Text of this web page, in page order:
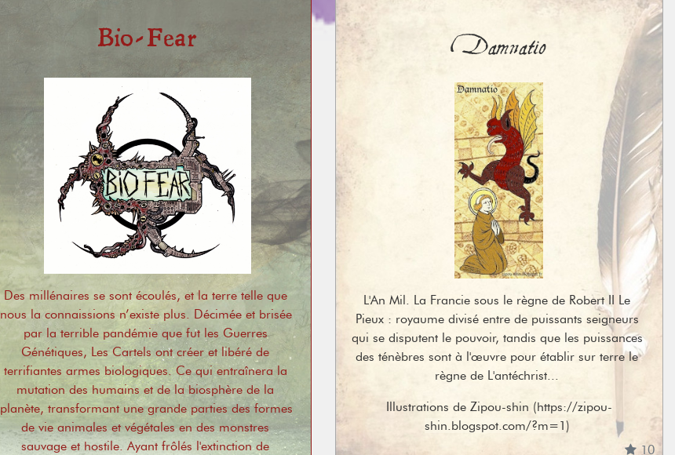
Bio-Fear
Des millénaires se sont écoulés, et la terre telle que
nous la connaissions n’existe plus. Décimée et brisée
par la terrible pandémie que fut les Guerres
Génétiques, Les Cartels ont créer et libéré de
terrifiantes armes biologiques. Ce qui entraînera la
mutation des humains et de la biosphère de la
planète, transformant une grande parties des formes
de vie animales et végétales en des monstres
sauvage et hostile. Ayant frôlés l'extinction de
Damnatio
10
L'An Mil. La Francie sous le règne de Robert II Le
Pieux : royaume divisé entre de puissants seigneurs
qui se disputent le pouvoir, tandis que les puissances
des ténèbres sont à l'œuvre pour établir sur terre le
règne de L'antéchrist...
Illustrations de Zipou-shin (https://zipou-
shin.blogspot.com/?m=1)